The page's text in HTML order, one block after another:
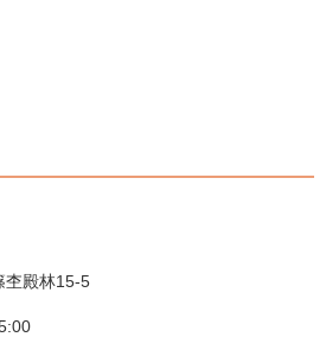
杢殿林15-5